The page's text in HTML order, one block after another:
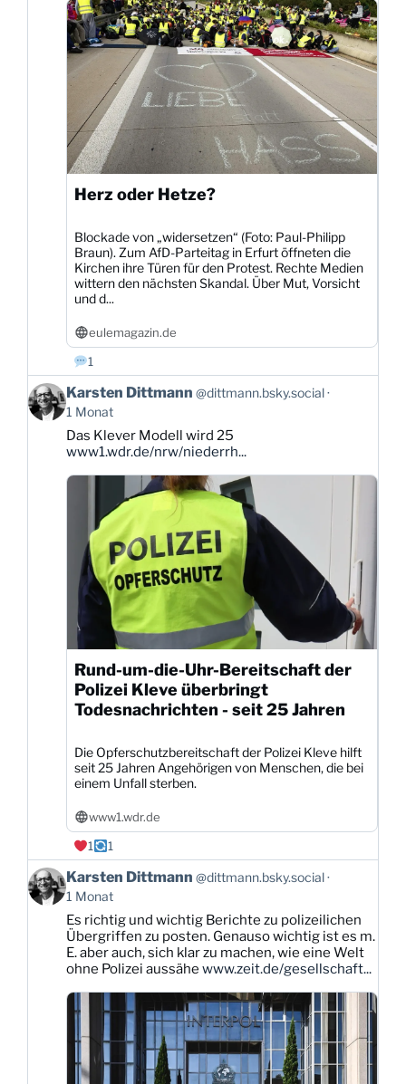
ansehen
Herz oder Hetze?
Blockade von „widersetzen“ (Foto: Paul-Philipp
Braun). Zum AfD-Parteitag in Erfurt öffneten die
Kirchen ihre Türen für den Protest. Rechte Medien
wittern den nächsten Skandal. Über Mut, Vorsicht
und d...
eulemagazin.de
1
Beitrag
von
Karsten
Dittmann
Bluesky
Karsten Dittmann @dittmann.bsky.social
1 Monat
Das Klever Modell wird 25
www1.wdr.de/nrw/niederrh...
Rund-um-die-Uhr-Bereitschaft der
Polizei Kleve überbringt
Todesnachrichten - seit 25 Jahren
Die Opferschutzbereitschaft der Polizei Kleve hilft
seit 25 Jahren Angehörigen von Menschen, die bei
einem Unfall sterben.
www1.wdr.de
1
1
Beitrag
von
Karsten
Dittmann
Bluesky
ansehen
Karsten Dittmann @dittmann.bsky.social
1 Monat
Es richtig und wichtig Berichte zu polizeilichen
Übergriffen zu posten. Genauso wichtig ist es m.
E. aber auch, sich klar zu machen, wie eine Welt
ohne Polizei aussähe www.zeit.de/gesellschaft...